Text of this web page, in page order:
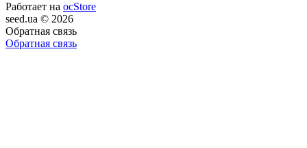
Работает на ocStore
seed.ua © 2026
Обратная связь
Обратная связь